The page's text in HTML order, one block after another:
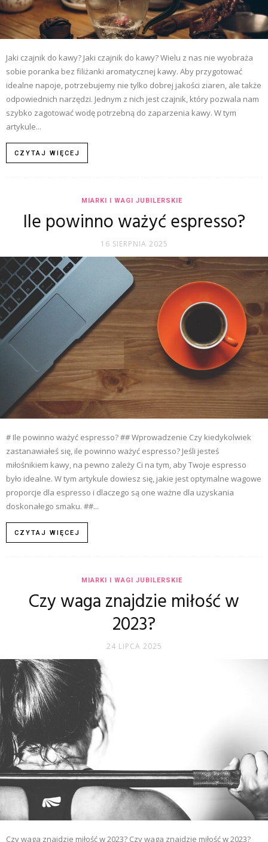
Jaki czajnik do kawy? Jaki czajnik do kawy? Wielu z nas nie wyobraża
sobie poranka bez filiżanki aromatycznej kawy. Aby przygotować
idealne napoje, potrzebujemy nie tylko dobrej jakości ziaren, ale także
odpowiednich narzędzi. Jednym z nich jest czajnik, który pozwala nam
szybko zagotować wodę potrzebną do zaparzenia kawy. W tym
artykule...
CZYTAJ WIĘCEJ
MIARKI I WAGI JUBILERSKIE
Ile powinno ważyć espresso?
16 SIERPNIA 2025
# Ile powinno ważyć espresso? ## Wprowadzenie Czy kiedykolwiek
zastanawiałeś się, ile powinno ważyć espresso? Jeśli jesteś
miłośnikiem kawy, na pewno zależy Ci na tym, aby Twoje espresso
było idealne. W tym artykule dowiesz się, jakie jest optymalne wagowe
proporcje dla espresso i dlaczego są one ważne dla uzyskania
doskonałego smaku. ##...
CZYTAJ WIĘCEJ
MIARKI I WAGI JUBILERSKIE
Czy waga znajdzie miłość w
2023?
24 LIPCA 2025
Czy waga znajdzie miłość w 2023? Czy waga znajdzie miłość w 2023?